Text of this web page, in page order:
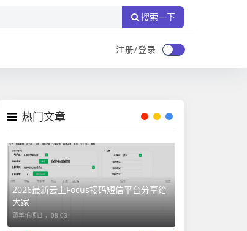
搜索一下
注册/登录
热门文章
2026最新云上Focus接码短信平台分享给
大家
薅羊毛项目 ， 08-03